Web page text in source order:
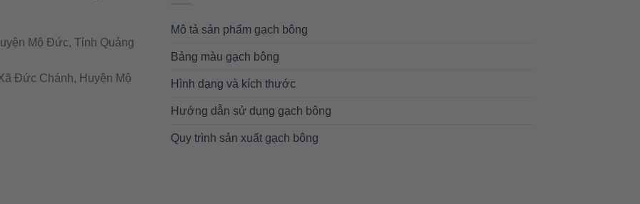
Mộ Đức, Tỉnh Quảng
Đức Chánh, Huyện Mộ
Mô tả sản phẩm gạch bông
Bảng màu gạch bông
Hình dạng và kích thước
Hướng dẫn sử dụng gạch bông
Quy trình sản xuất gạch bông